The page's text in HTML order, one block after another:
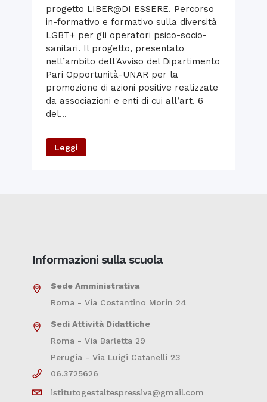
progetto LIBER@DI ESSERE. Percorso
in-formativo e formativo sulla diversità
LGBT+ per gli operatori psico-socio-
sanitari. Il progetto, presentato
nell’ambito dell'Avviso del Dipartimento
Pari Opportunità-UNAR per la
promozione di azioni positive realizzate
da associazioni e enti di cui all’art. 6
del...
Leggi
Informazioni sulla scuola
Sede Amministrativa
Roma - Via Costantino Morin 24
Sedi Attività Didattiche
Roma - Via Barletta 29
Perugia - Via Luigi Catanelli 23
06.3725626
istitutogestaltespressiva@gmail.com